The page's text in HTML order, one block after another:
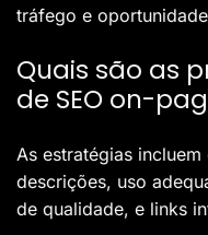
tráfego e
Quais são as
de SEO on-
As estratégias
descrições, uso
de qualidade, e links